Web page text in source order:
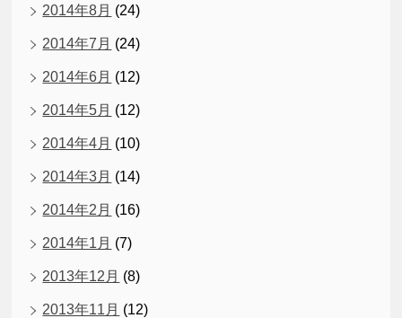
2014年8月 (24)
2014年7月 (24)
2014年6月 (12)
2014年5月 (12)
2014年4月 (10)
2014年3月 (14)
2014年2月 (16)
2014年1月 (7)
2013年12月 (8)
2013年11月 (12)